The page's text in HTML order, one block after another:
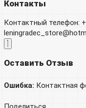
Контакты
Контактный телефон:
Оставить Отзыв
Ошибка: Контактная